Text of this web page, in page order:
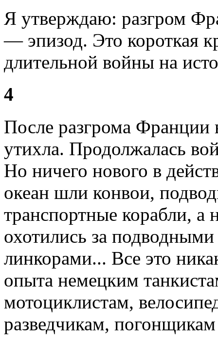
Я утверждаю: разгром
— эпизод. Это короткая
длительной войны на
4
После разгрома Франции
утихла. Продолжалась
Но ничего нового в
океан шли конвои,
транспортные корабли, а
охотились за
линкорами... Все это
опыта немецким
мотоциклистам,
разведчикам,